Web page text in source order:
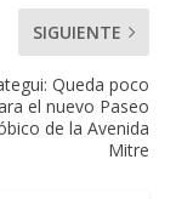
SIGUIENTE
Queda poco
el nuevo Paseo
de la Avenida
Mitre